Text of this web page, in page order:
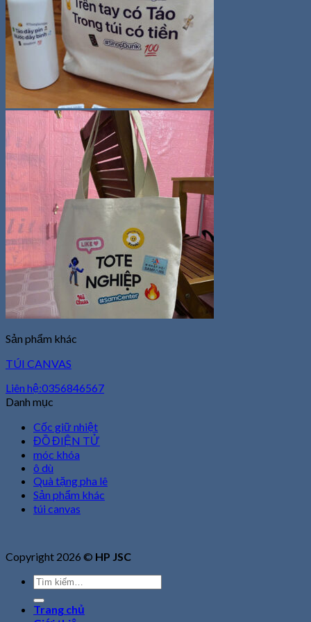
kiếm:
0
Giỏ hàng
Chưa có sản phẩm trong giỏ hàng.
Sản phẩm khác
TÚI CANVAS
Liên hệ:0356846567
Danh mục
Cốc giữ nhiệt
ĐỒ ĐIỆN TỬ
móc khóa
ô dù
Quà tặng pha lê
Sản phẩm khác
túi canvas
Copyright 2026 © HP JSC
Tìm
kiếm:
Trang chủ